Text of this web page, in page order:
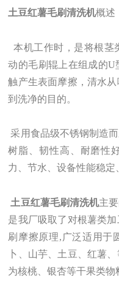
土豆红薯毛刷清洗机概述
本机工作时，是将根茎
动的毛刷辊上在组成的
触产生表面摩擦，清水
到洗净的目的。
采用食品级不锈钢制造
树脂、韧性高、耐磨性
力、节水、设备性能稳定
土豆红薯毛刷清洗机主
是我厂吸取了对根薯类
刷摩擦原理,广泛适用于
卜、山芋、土豆、红薯
为核桃、银杏等干果类物